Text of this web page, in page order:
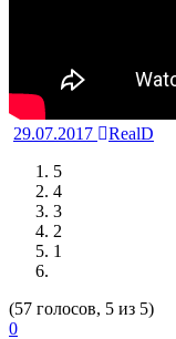
29.07.2017
RealD
5
4
3
2
1
(57 голосов, 5 из 5)
0